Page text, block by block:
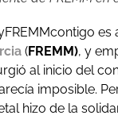
es
(FREMM), y
al inicio del
imposible.
hizo de la